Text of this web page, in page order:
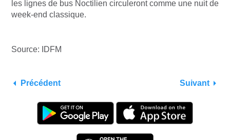
les lignes de bus Noctilien circuleront comme une nuit de
week-end classique.
Source: IDFM
Précédent Suivant